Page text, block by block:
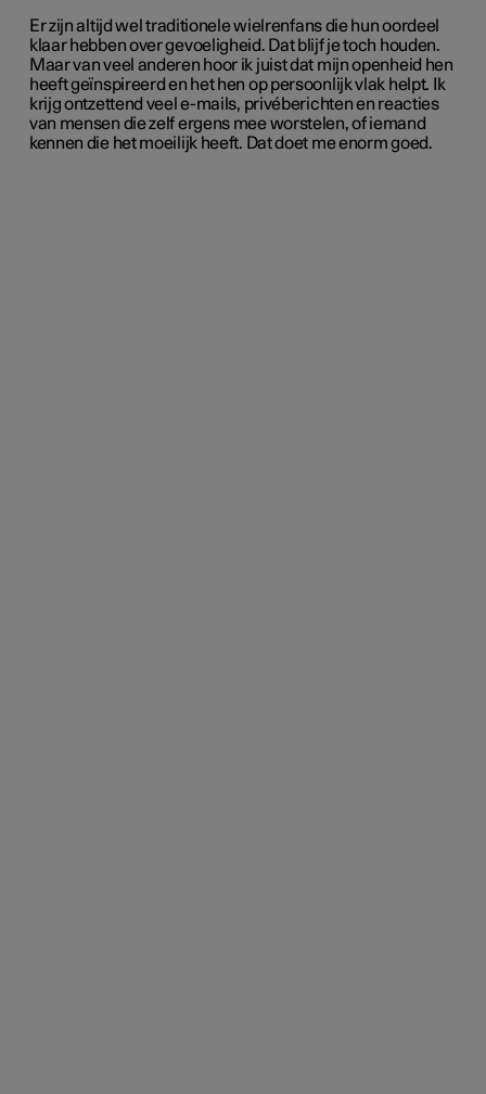
Er zijn altijd wel traditionele wielrenfans die hun oordeel
klaar hebben over gevoeligheid. Dat blijf je toch houden.
Maar van veel anderen hoor ik juist dat mijn openheid hen
heeft geïnspireerd en het hen op persoonlijk vlak helpt. Ik
krijg ontzettend veel e-mails, privéberichten en reacties
van mensen die zelf ergens mee worstelen, of iemand
kennen die het moeilijk heeft. Dat doet me enorm goed.